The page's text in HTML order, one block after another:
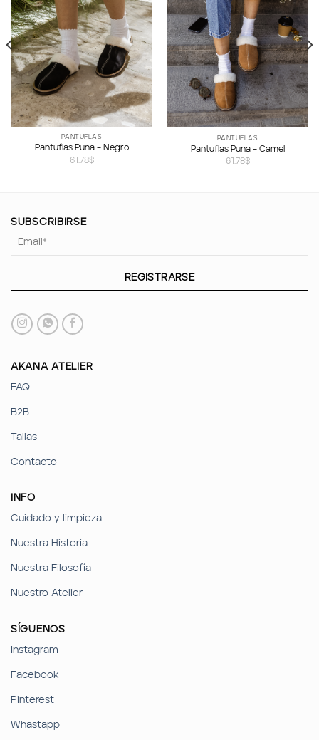
PANTUFLAS
Pantuflas Puna – Negro
61.78$
PANTUFLAS
Pantuflas Puna – Camel
61.78$
SUBSCRIBIRSE
AKANA ATELIER
FAQ
B2B
Tallas
Contacto
INFO
Cuidado y limpieza
Nuestra Historia
Nuestra Filosofía
Nuestro Atelier
SÍGUENOS
Instagram
Facebook
Pinterest
Whastapp